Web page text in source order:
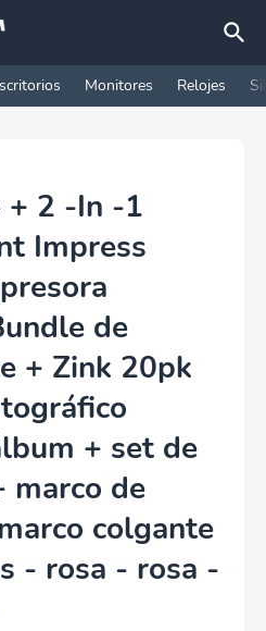
Monitores Relojes
+ 2 -In -1
Impress
de
+ Zink 20pk
+ set de
marco de
colgante
- rosa - rosa -